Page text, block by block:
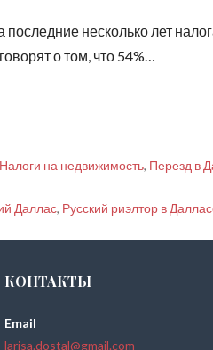
несколько лет
о том, что 54%…
Налоги на недвижимость, Перезд в
Даллас, Русский риэлтор в
КОНТАКТЫ
Email
larisa.dostal@gmail.com